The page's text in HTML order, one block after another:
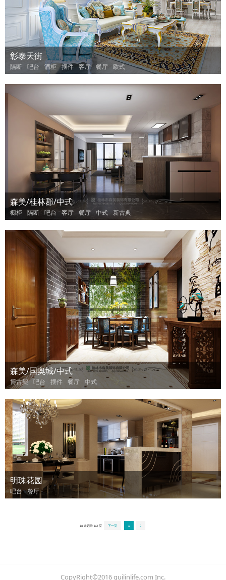
彰泰天街
隔断 吧台 酒柜 摆件 客厅 餐厅 欧式
森美/桂林郡/中式
橱柜 隔断 吧台 客厅 餐厅 中式 新古典
森美/国奥城/中式
博古架 吧台 摆件 餐厅 中式
明珠花园
吧台 餐厅
18 条记录 1/2 页 下一页 1 2
CopyRight©2016 guilinlife.com Inc.